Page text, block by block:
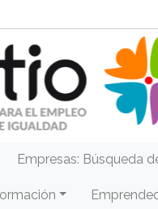
Empresas: Búsqueda